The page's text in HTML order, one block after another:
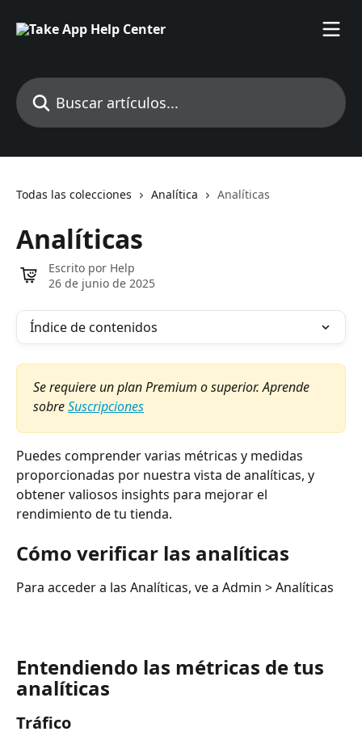
Buscar artículos...
Todas las colecciones Analítica Analíticas
Analíticas
Escrito por Help
26 de junio de 2025
Índice de contenidos
Se requiere un plan Premium o superior. Aprende
sobre Suscripciones
Puedes comprender varias métricas y medidas
proporcionadas por nuestra vista de analíticas, y
obtener valiosos insights para mejorar el
rendimiento de tu tienda.
Cómo verificar las analíticas
Para acceder a las Analíticas, ve a Admin > Analíticas
Entendiendo las métricas de tus
analíticas
Tráfico